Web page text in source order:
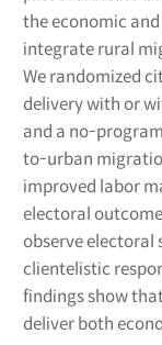
the economic
integrate rural
We randomized
delivery with or
and a no-
to-urban
improved labor
electoral
observe electoral
clientelistic
findings show
deliver both